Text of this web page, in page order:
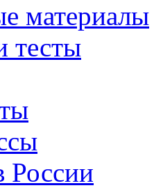
материалы
тесты
России